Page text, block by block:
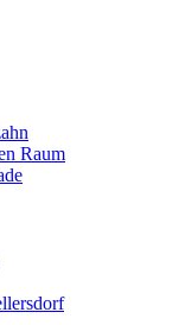
Raum